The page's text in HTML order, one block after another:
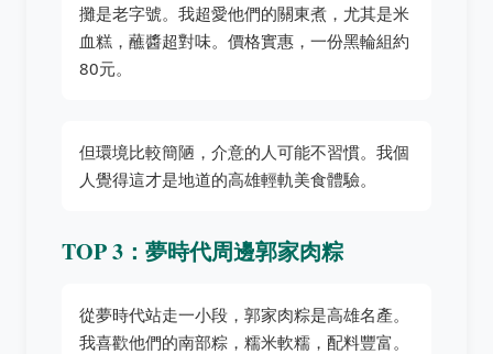
攤是老字號。我超愛他們的關東煮，尤其是米
血糕，蘸醬超對味。價格實惠，一份黑輪組約
80元。
但環境比較簡陋，介意的人可能不習慣。我個
人覺得這才是地道的高雄輕軌美食體驗。
TOP 3：夢時代周邊郭家肉粽
從夢時代站走一小段，郭家肉粽是高雄名產。
我喜歡他們的南部粽，糯米軟糯，配料豐富。